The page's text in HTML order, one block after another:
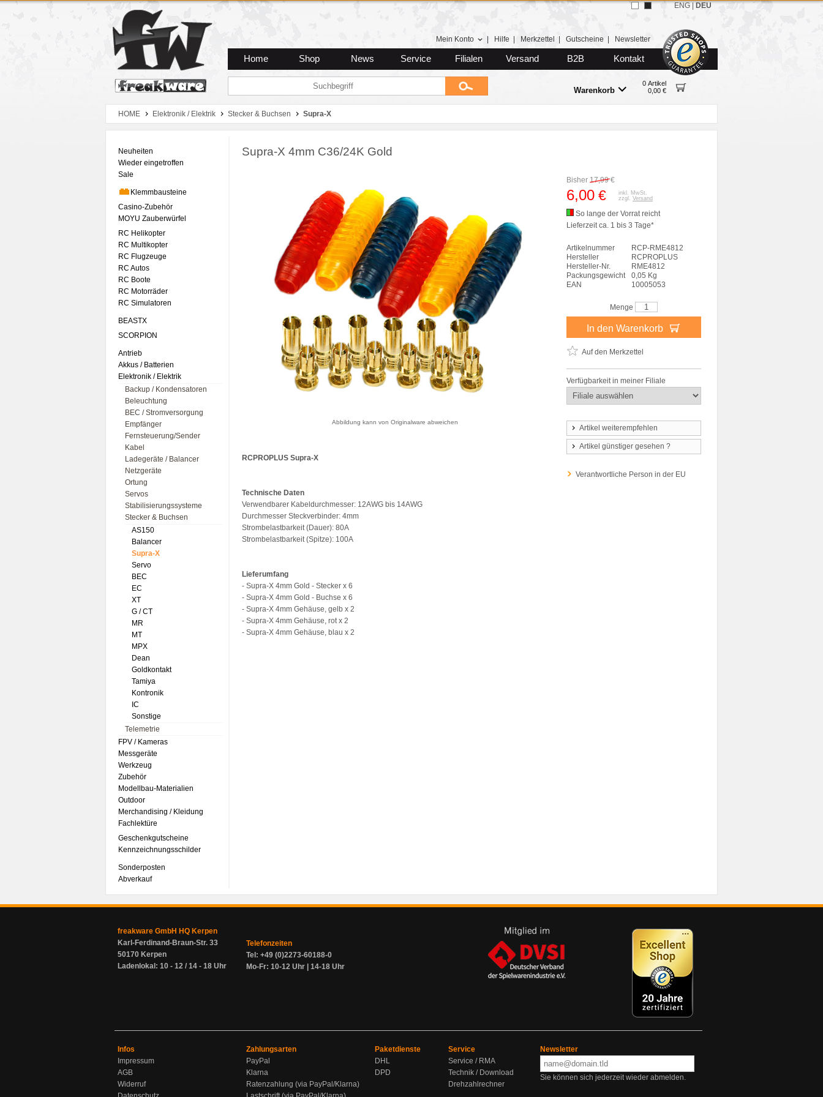
Zum Hauptmenue
Zum Seiteninhalt
Zum Warenkob
Mein Konto Hilfe Merkzettel Gutscheine Newsletter
Home Shop News Service Filialen Versand B2B Kontakt
Warenkorb
0 Artikel
0,00 €
ENG DEU
HOME Elektronik / Elektrik Stecker & Buchsen Supra-X
Neuheiten
Wieder eingetroffen
Sale
Klemmbausteine
Casino-Zubehör
MOYU Zauberwürfel
RC Helikopter
RC Multikopter
RC Flugzeuge
RC Autos
RC Boote
RC Motorräder
RC Simulatoren
BEASTX
SCORPION
Antrieb
Akkus / Batterien
Elektronik / Elektrik
Backup / Kondensatoren
Beleuchtung
BEC / Stromversorgung
Empfänger
Fernsteuerung/Sender
Kabel
Ladegeräte / Balancer
Netzgeräte
Ortung
Servos
Stabilisierungssysteme
Stecker & Buchsen
AS150
Balancer
Supra-X
Servo
BEC
EC
XT
G / CT
MR
MT
MPX
Dean
Goldkontakt
Tamiya
Kontronik
IC
Sonstige
Telemetrie
FPV / Kameras
Messgeräte
Werkzeug
Zubehör
Modellbau-Materialien
Outdoor
Merchandising / Kleidung
Fachlektüre
Geschenkgutscheine
Kennzeichnungsschilder
Sonderposten
Abverkauf
Supra-X 4mm C36/24K Gold
Abbildung kann von Originalware abweichen
RCPROPLUS Supra-X
Technische Daten
Verwendbarer Kabeldurchmesser: 12AWG bis 14AWG
Durchmesser Steckverbinder: 4mm
Strombelastbarkeit (Dauer): 80A
Strombelastbarkeit (Spitze): 100A
Lieferumfang
- Supra-X 4mm Gold - Stecker x 6
- Supra-X 4mm Gold - Buchse x 6
- Supra-X 4mm Gehäuse, gelb x 2
- Supra-X 4mm Gehäuse, rot x 2
- Supra-X 4mm Gehäuse, blau x 2
Bisher 17,99€
6,00 €
inkl. MwSt.
zzgl. Versand
So lange der Vorrat reicht
Lieferzeit ca. 1 bis 3 Tage*
Artikelnummer
RCP-RME4812
Hersteller
RCPROPLUS
Hersteller-Nr.
RME4812
Packungsgewicht
0,05 Kg
EAN
10005053
Menge
In den Warenkorb
Auf den Merkzettel
Verfügbarkeit in meiner Filiale
Artikel weiterempfehlen
Artikel günstiger gesehen ?
Verantwortliche Person in der EU
freakware GmbH HQ Kerpen
Karl-Ferdinand-Braun-Str. 33
50170 Kerpen
Ladenlokal: 10 - 12 / 14 - 18 Uhr
Telefonzeiten
Tel: +49 (0)2273-60188-0
Mo-Fr: 10-12 Uhr | 14-18 Uhr
Infos
Impressum
AGB
Widerruf
Zahlungsarten
PayPal
Klarna
Ratenzahlung (via PayPal/Klarna)
Paketdienste
DHL
DPD
Service
Service / RMA
Technik / Download
Drehzahlrechner
Newsletter
Sie können sich jederzeit wieder abmelden.